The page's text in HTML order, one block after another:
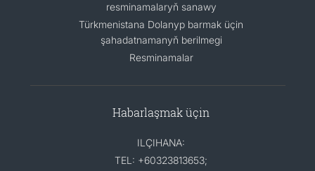
resminamalaryň sanawy
Türkmenistana Dolanyp barmak üçin
şahadatnamanyň berilmegi
Resminamalar
Habarlaşmak üçin
ILÇIHANA:
TEL: +60323813653;